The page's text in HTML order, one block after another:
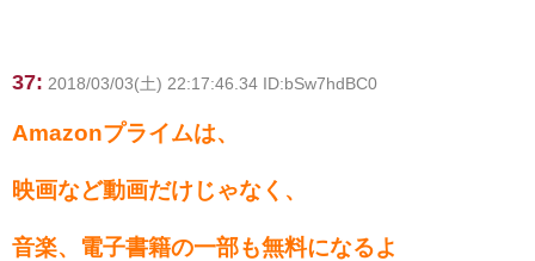
37: 2018/03/03(土) 22:17:46.34 ID:bSw7hdBC0
Amazonプライムは、
映画など動画だけじゃなく、
音楽、電子書籍の一部も無料になるよ